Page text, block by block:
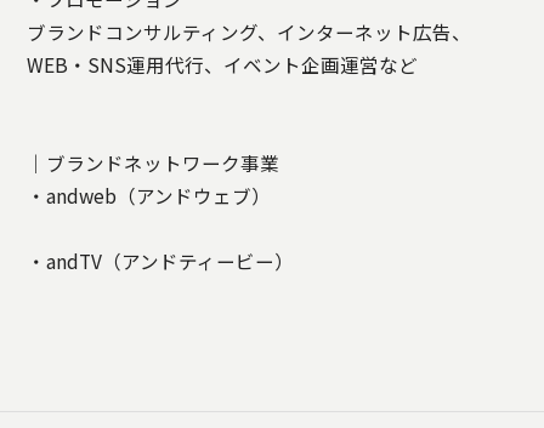
ブランドコンサルティング、インターネット広告、
WEB・SNS運用代行、イベント企画運営など
｜ブランドネットワーク事業
・andweb（アンドウェブ）
・andTV（アンドティービー）